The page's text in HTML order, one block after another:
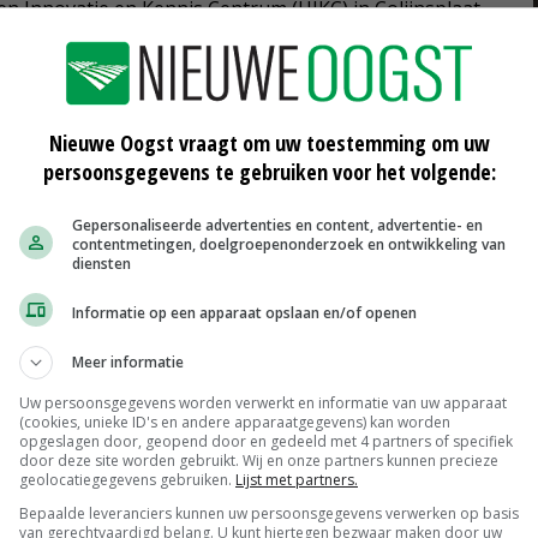
Innovatie en Kennis Centrum (UIKC) in Colijnsplaat
Het wordt gevuld met opgevangen regenwater
leiding kunnen we de testkavels via een
ongeveer 8 kuub water per dag een hectare uien
heb je geen verdamping in de lucht en de verdeling is
het toedienen van meststoffen via druppelslangen
schenken we ook aandacht aan peilgestuurde
van belang?
teeltsystemen, ziektebestrijding, insectenbeheersing
de uiendag aandacht aan. In de proeven is er
bemestingsstrategieën, onkruidbestrijding,
Nieuwe Oogst vraagt om uw toestemming om uw
persoonsgegevens te gebruiken voor het volgende:
Gepersonaliseerde advertenties en content, advertentie- en
contentmetingen, doelgroepenonderzoek en ontwikkeling van
diensten
Informatie op een apparaat opslaan en/of openen
Meer informatie
Uw persoonsgegevens worden verwerkt en informatie van uw apparaat
(cookies, unieke ID's en andere apparaatgegevens) kan worden
opgeslagen door, geopend door en gedeeld met 4 partners of specifiek
door deze site worden gebruikt. Wij en onze partners kunnen precieze
geolocatiegegevens gebruiken. Lijst met partners.
Bepaalde leveranciers kunnen uw persoonsgegevens verwerken op basis
van gerechtvaardigd belang. U kunt hiertegen bezwaar maken door uw